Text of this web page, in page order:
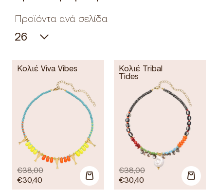
Προϊόντα ανά σελίδα
Κολιέ Viva Vibes
€38,00
€30,40
Κολιέ Tribal
Tides
€38,00
€30,40